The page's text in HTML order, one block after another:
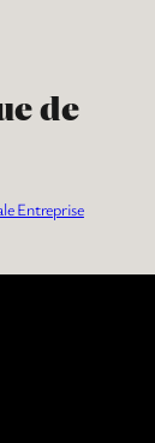
de
Entreprise